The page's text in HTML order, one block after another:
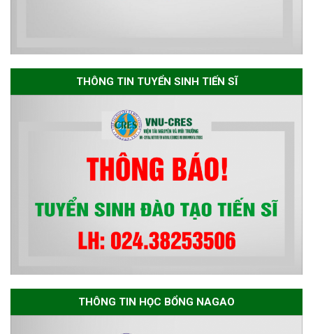
The International Conference
EME 2026 on “Earth, Mine and
Environmental Sciences for the
Advancement of Strategic
Infrastructure Development”
THÔNG TIN TUYỂN SINH TIẾN SĨ
THÔNG TIN HỌC BỔNG NAGAO